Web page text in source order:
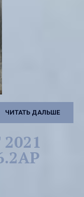
ЧИТАТЬ ДАЛЬШЕ
2021